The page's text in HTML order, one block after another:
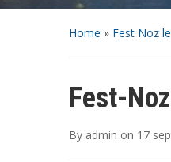
Home » Fest Noz
Fest-
By admin on 17